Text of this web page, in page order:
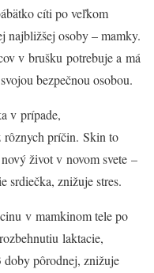
cíti po veľkom
najbližšej osoby – mamky.
v brušku potrebuje a má
bezpečnou osobou.
v prípade,
rôznych príčin. Skin to
život v novom svete –
srdiečka, znižuje stres.
v mamkinom tele po
laktacie,
doby pôrodnej, znižuje